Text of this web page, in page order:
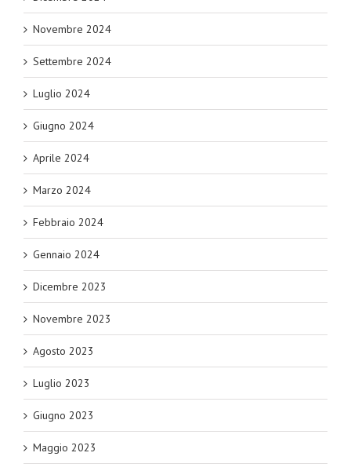
Novembre 2024
Settembre 2024
Luglio 2024
Giugno 2024
Aprile 2024
Marzo 2024
Febbraio 2024
Gennaio 2024
Dicembre 2023
Novembre 2023
Agosto 2023
Luglio 2023
Giugno 2023
Maggio 2023